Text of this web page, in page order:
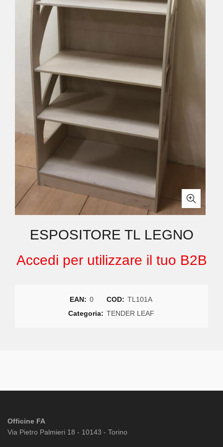
ESPOSITORE TL LEGNO
Accedi per utilizzare il tuo B2B
EAN: 0 COD: TL101A
Categoria: TENDER LEAF
Officine FA
Via Pietro Palmieri 18 - 10143 - Torino